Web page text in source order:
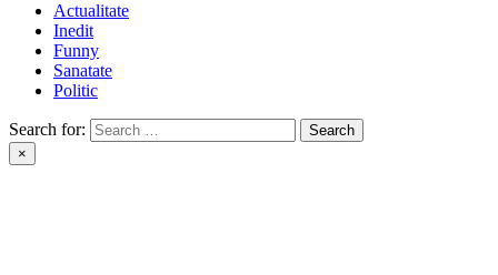
Actualitate
Inedit
Funny
Sanatate
Politic
Search for:
×